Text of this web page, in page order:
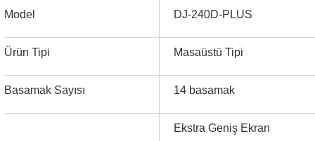
Model DJ-240D-PLUS
Ürün Tipi Masaüstü Tipi
Basamak Sayısı 14 basamak
Ekstra Geniş Ekran